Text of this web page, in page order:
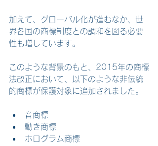
加えて、グローバル化が進むなか、世
界各国の商標制度との調和を図る必要
性も増しています。
このような背景のもと、2015年の商標
法改正において、以下のような非伝統
的商標が保護対象に追加されました。
音商標
動き商標
ホログラム商標